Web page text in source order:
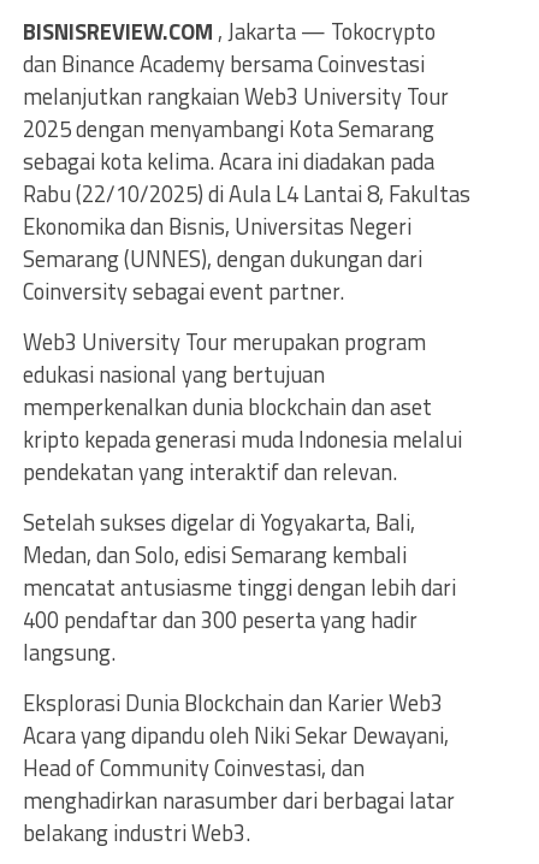
BISNISREVIEW.COM , Jakarta — Tokocrypto
dan Binance Academy bersama Coinvestasi
melanjutkan rangkaian Web3 University Tour
2025 dengan menyambangi Kota Semarang
sebagai kota kelima. Acara ini diadakan pada
Rabu (22/10/2025) di Aula L4 Lantai 8, Fakultas
Ekonomika dan Bisnis, Universitas Negeri
Semarang (UNNES), dengan dukungan dari
Coinversity sebagai event partner.
Web3 University Tour merupakan program
edukasi nasional yang bertujuan
memperkenalkan dunia blockchain dan aset
kripto kepada generasi muda Indonesia melalui
pendekatan yang interaktif dan relevan.
Setelah sukses digelar di Yogyakarta, Bali,
Medan, dan Solo, edisi Semarang kembali
mencatat antusiasme tinggi dengan lebih dari
400 pendaftar dan 300 peserta yang hadir
langsung.
Eksplorasi Dunia Blockchain dan Karier Web3
Acara yang dipandu oleh Niki Sekar Dewayani,
Head of Community Coinvestasi, dan
menghadirkan narasumber dari berbagai latar
belakang industri Web3.